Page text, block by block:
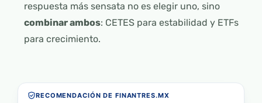
respuesta más sensata no es elegir uno, sino
combinar ambos: CETES para estabilidad y ETFs
para crecimiento.
RECOMENDACIÓN DE FINANTRES.MX